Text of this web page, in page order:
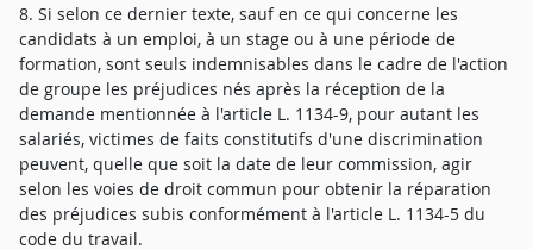
8. Si selon ce dernier texte, sauf en ce qui concerne les
candidats à un emploi, à un stage ou à une période de
formation, sont seuls indemnisables dans le cadre de l'action
de groupe les préjudices nés après la réception de la
demande mentionnée à l'article L. 1134-9, pour autant les
salariés, victimes de faits constitutifs d'une discrimination
peuvent, quelle que soit la date de leur commission, agir
selon les voies de droit commun pour obtenir la réparation
des préjudices subis conformément à l'article L. 1134-5 du
code du travail.